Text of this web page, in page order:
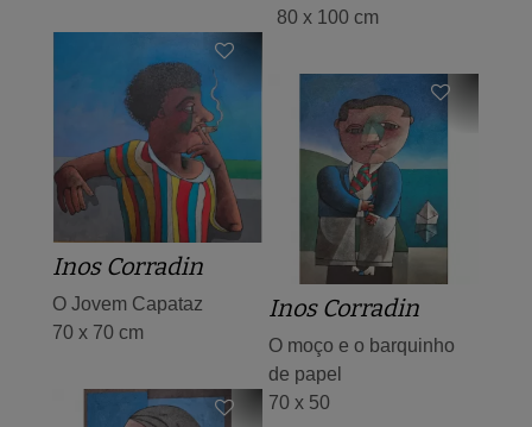
80 x 100 cm
Inos Corradin
O Jovem Capataz
70 x 70 cm
Inos Corradin
O moço e o barquinho
de papel
70 x 50